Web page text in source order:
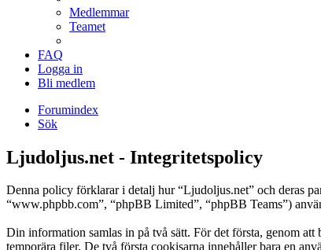
Medlemmar
Teamet
FAQ
Logga in
Bli medlem
Forumindex
Sök
Ljudoljus.net - Integritetspolicy
Denna policy förklarar i detalj hur “Ljudoljus.net” och deras
“www.phpbb.com”, “phpBB Limited”, “phpBB Teams”)
Din information samlas in på två sätt. För det första, genom
temporära filer. De två första cookisarna innehåller bara en